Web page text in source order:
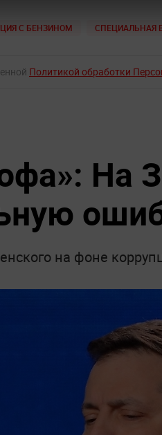
С БЕНЗИНОМ СПЕЦИАЛЬНАЯ
Политикой обработки
На
на фоне